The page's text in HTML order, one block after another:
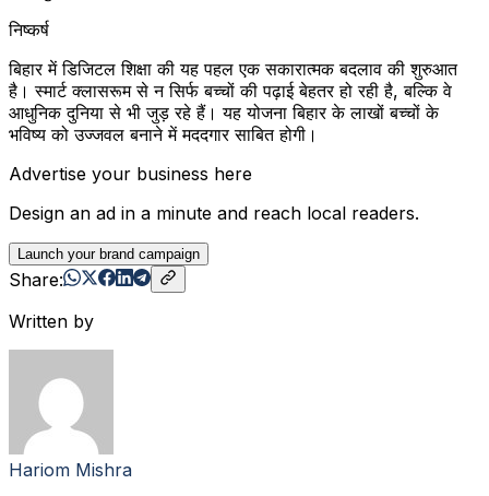
निष्कर्ष
बिहार में डिजिटल शिक्षा की यह पहल एक सकारात्मक बदलाव की शुरुआत
है। स्मार्ट क्लासरूम से न सिर्फ बच्चों की पढ़ाई बेहतर हो रही है, बल्कि वे
आधुनिक दुनिया से भी जुड़ रहे हैं। यह योजना बिहार के लाखों बच्चों के
भविष्य को उज्जवल बनाने में मददगार साबित होगी।
Advertise your business here
Design an ad in a minute and reach local readers.
Launch your brand campaign
Share:
Written by
Hariom Mishra